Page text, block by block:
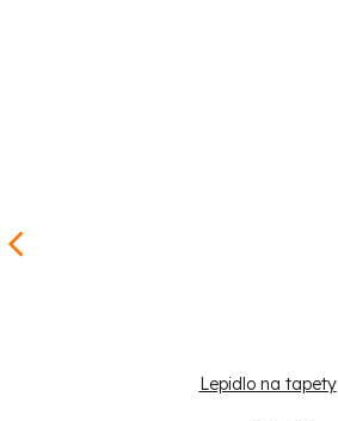
Lepidlo na tapety